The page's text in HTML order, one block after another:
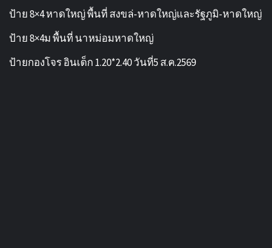
ป้าย 8×4 หาดใหญ่ พื้นที่ สงขล่-หาดใหญ่และรัฐภูมิ-หาดใหญ่
ป้าย 8×4ม พื้นที่ นาหม่อมหาดใหญ่
ป้ายกองโจร อินเด็ก 1.20*2.40 วันที่5 ส.ค.2569